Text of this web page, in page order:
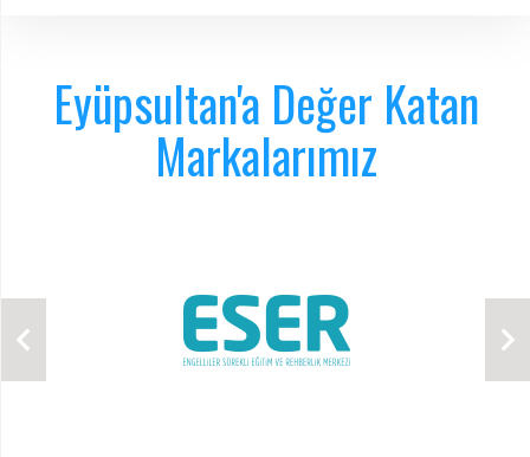
Eyüpsultan'a Değer Katan
Markalarımız